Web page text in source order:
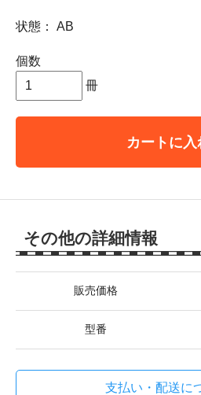
状態： AB
個数
冊
カートに入
その他の詳細情報
販売価格
型番
支払い・配送に